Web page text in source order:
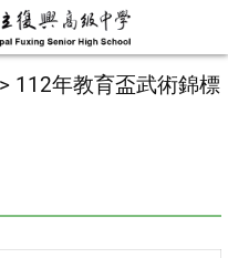
> 112年教育盃武術錦標